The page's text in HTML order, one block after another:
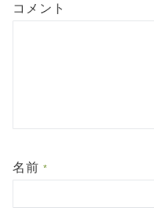
コメント
名前 *